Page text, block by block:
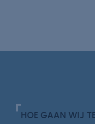
HOE GAAN WIJ